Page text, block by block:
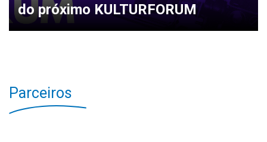
do próximo KULTURFORUM
Parceiros